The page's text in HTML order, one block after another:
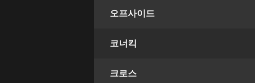
오프사이드
코너킥
크로스